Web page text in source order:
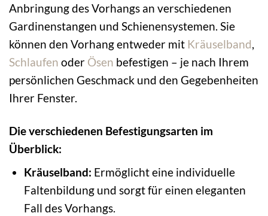
Anbringung des Vorhangs an verschiedenen
Gardinenstangen und Schienensystemen. Sie
können den Vorhang entweder mit Kräuselband,
Schlaufen oder Ösen befestigen – je nach Ihrem
persönlichen Geschmack und den Gegebenheiten
Ihrer Fenster.
Die verschiedenen Befestigungsarten im
Überblick:
Kräuselband: Ermöglicht eine individuelle
Faltenbildung und sorgt für einen eleganten
Fall des Vorhangs.